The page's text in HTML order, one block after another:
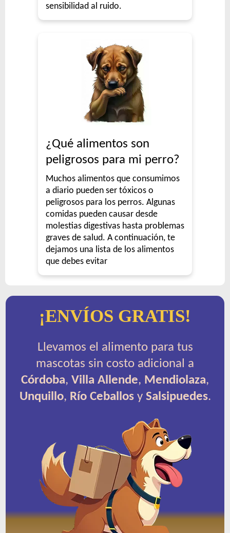
sensibilidad al ruido.
¿Qué alimentos son
peligrosos para mi perro?
Muchos alimentos que consumimos
a diario pueden ser tóxicos o
peligrosos para los perros. Algunas
comidas pueden causar desde
molestias digestivas hasta problemas
graves de salud. A continuación, te
dejamos una lista de los alimentos
que debes evitar
¡ENVÍOS GRATIS!
Llevamos el alimento para tus
mascotas sin costo adicional a
Córdoba, Villa Allende, Mendiolaza,
Unquillo, Río Ceballosy Salsipuedes.